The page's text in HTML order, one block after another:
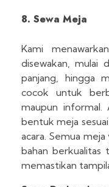
8. Sewa Meja
Kami
disewakan, mulai
panjang, hingga
cocok untuk
maupun informal.
bentuk meja
acara. Semua
bahan berkualitas
memastikan